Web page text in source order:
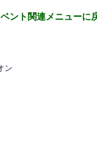
ント関連メニューに
ン